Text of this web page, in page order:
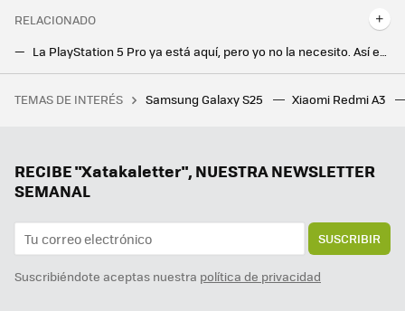
RELACIONADO
La PlayStation 5 Pro ya está aquí, pero yo no la necesito. Así es como juego a la Play desde mi móvil Android
Estos cinco juegos Android me han costado menos que una merienda. Y voy a disfrutarlos más
Imagina faltar un día al rodaje de Breaking Bad y que los guionistas terminen creando uno de los personajes más carismáticos de la serie en tu ausencia
TEMAS DE INTERÉS Samsung Galaxy S25 Xiaomi Redmi A3
RECIBE "Xatakaletter", NUESTRA NEWSLETTER
SEMANAL
SUSCRIBIR
Suscribiéndote aceptas nuestra política de privacidad